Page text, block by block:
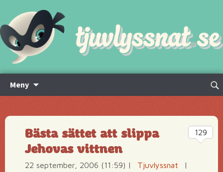
Meny
innehåll
Sök
Bästa sättet att slippa
Jehovas vittnen
22 september, 2006 (11:59) | Tjuvlyssnat
|
129